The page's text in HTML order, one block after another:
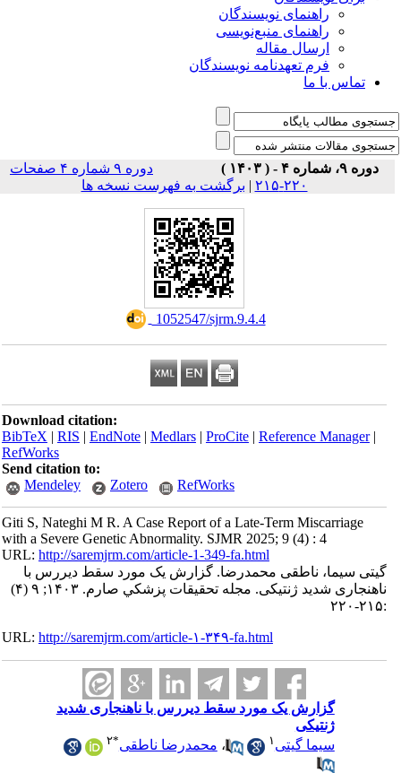
راهنمای نویسندگان
راهنمای منبع‌نویسی
ارسال مقاله
فرم تعهدنامه نویسندگان
تماس با ما
دوره ۹، شماره ۴ - ( ۱۴۰۳ )
دوره ۹ شماره ۴ صفحات
۲۲۰-۲۱۵
|برگشت به فهرست نسخه ها
‎ 1052547/sjrm.9.4.4
Download citation:
BibTeX|RIS|EndNote|Medlars|ProCite|Reference Manager
RefWorks
Send citation to:
Mendeley
Zotero RefWorks
Giti S, Nateghi M R. A Case Report of a Late-Term Miscarriage
with a Severe Genetic Abnormality. SJMR 2025; 9 (4) : 4
URL:http://saremjrm.com/article-1-349-fa.html
گیتی سیما، ناطقی محمدرضا. گزارش یک مورد سقط دیررس با
ناهنجاری شدید ژنتیکی. مجله تحقيقات پزشكي صارم. ۱۴۰۳; ۹ (۴)
URL:http://saremjrm.com/article-۱-۳۴۹-fa.html
گزارش یک مورد سقط دیررس با ناهنجاری شدید
ژنتیکی
سیما گیتی
،محمدرضا ناطقی ۲